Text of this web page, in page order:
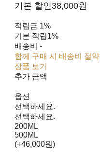
기본 할인38,000원
적립금 1%
기본 적립1%
배송비 -
함께 구매 시 배송비 절약
상품 보기
추가 금액
옵션
선택하세요.
선택하세요.
200ML
500ML
(+46,000원)